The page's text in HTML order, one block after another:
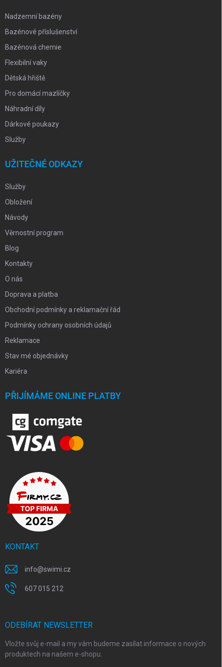
Nadzemní bazény
Bazénové příslušenství
Bazénová chemie
Flexibilní vaky
Dětská hřiště
Pro domácí mazlíčky
Náhradní díly
Dárkové poukazy
Služby
UŽITEČNÉ ODKAZY
Služby
Obložení
Návody
Věrnostní program
Blog
Kontakty
O nás
Doprava a platba
Obchodní podmínky a reklamační řád
Podmínky ochrany osobních údajů
Reklamace
Stav mé objednávky
Kariéra
PŘIJÍMÁME ONLINE PLATBY
KONTAKT
info@swimi.cz
607 015 212
ODEBÍRAT NEWSLETTER
Vložte svůj e-mail a my vám budeme zasílat informace o nových
produktech na našem e-shopu.